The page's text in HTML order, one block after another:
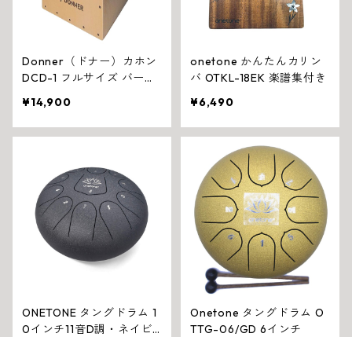
Donner（ドナー）カホン
DCD-1 フルサイズ バーチ
ス付）
¥14,900
onetone かんたんカリン
バ OTKL-18EK 楽譜集付き
¥6,490
ONETONE タングドラム 1
0インチ11音D調・ネイビ
Onetone タングドラム O
TTG-06/GD 6インチ